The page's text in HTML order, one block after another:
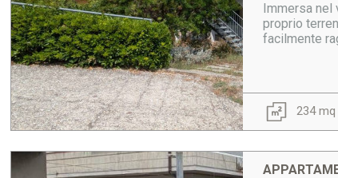
Immersa nel
proprio
facilmente
234 mq